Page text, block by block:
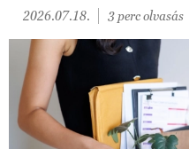
2026.07.18. 3 perc olvasás